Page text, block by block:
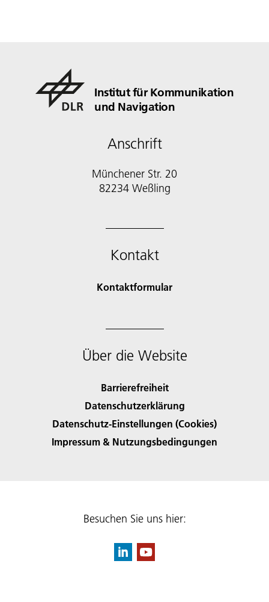
Institut für Kommunikation
und Navigation
Anschrift
Münchener Str. 20
82234 Weßling
Kontakt
Kontaktformular
Über die Website
Barrierefreiheit
Datenschutzerklärung
Datenschutz-Einstellungen (Cookies)
Impressum & Nutzungsbedingungen
Besuchen Sie uns hier: